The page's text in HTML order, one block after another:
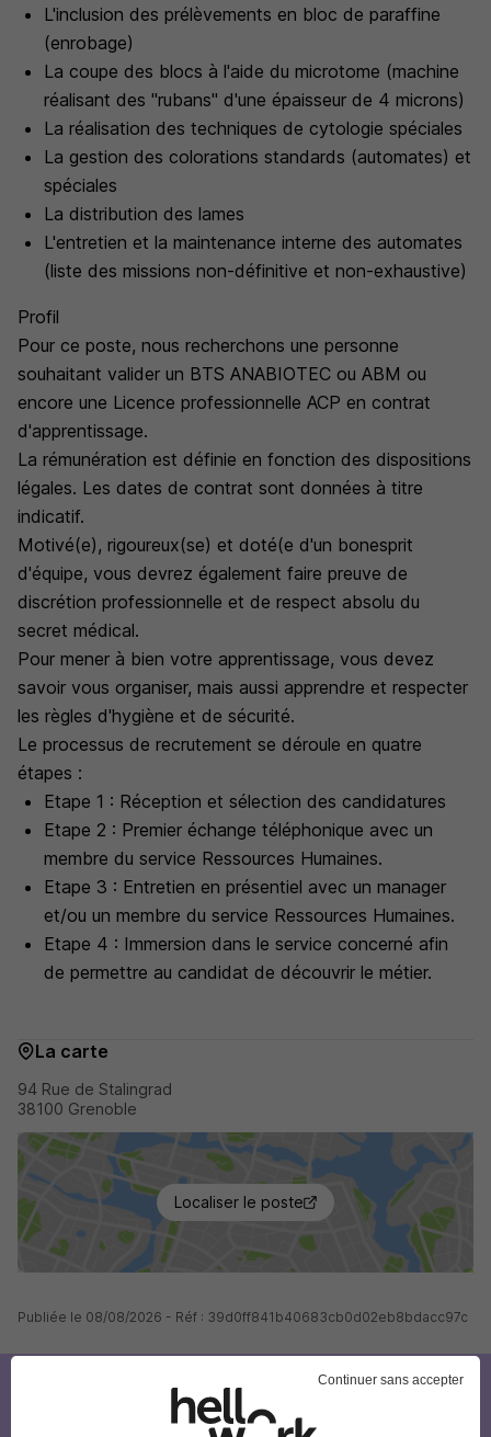
L'inclusion des prélèvements en bloc de paraffine
(enrobage)
La coupe des blocs à l'aide du microtome (machine
réalisant des "rubans" d'une épaisseur de 4 microns)
La réalisation des techniques de cytologie spéciales
La gestion des colorations standards (automates) et
spéciales
La distribution des lames
L'entretien et la maintenance interne des automates
(liste des missions non-définitive et non-exhaustive)
Profil
Pour ce poste, nous recherchons une personne
souhaitant valider un BTS ANABIOTEC ou ABM ou
encore une Licence professionnelle ACP en contrat
d'apprentissage.
La rémunération est définie en fonction des dispositions
légales. Les dates de contrat sont données à titre
indicatif.
Motivé(e), rigoureux(se) et doté(e d'un bonesprit
d'équipe, vous devrez également faire preuve de
discrétion professionnelle et de respect absolu du
secret médical.
Pour mener à bien votre apprentissage, vous devez
savoir vous organiser, mais aussi apprendre et respecter
les règles d'hygiène et de sécurité.
Le processus de recrutement se déroule en quatre
étapes :
Etape 1 : Réception et sélection des candidatures
Etape 2 : Premier échange téléphonique avec un
membre du service Ressources Humaines.
Etape 3 : Entretien en présentiel avec un manager
et/ou un membre du service Ressources Humaines.
Etape 4 : Immersion dans le service concerné afin
de permettre au candidat de découvrir le métier.
La carte
94 Rue de Stalingrad
38100 Grenoble
Localiser le poste
Publiée le 08/08/2026 - Réf : 39d0ff841b40683cb0d02eb8bdacc97c
Créez votre compte
Continuer sans accepter